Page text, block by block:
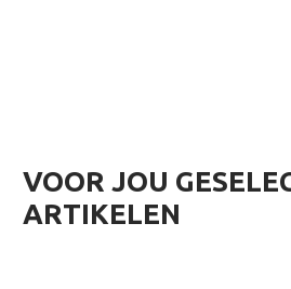
VOOR JOU
ARTIKELEN